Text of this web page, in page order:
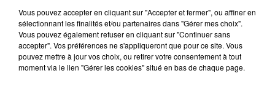
20 juillet 2026
Vous pouvez accepter en cliquant sur "Accepter et fermer", ou affiner en
sélectionnant les finalités et/ou partenaires dans "Gérer mes choix".
Vous pouvez également refuser en cliquant sur "Continuer sans
accepter". Vos préférences ne s'appliqueront que pour ce site. Vous
pouvez mettre à jour vos choix, ou retirer votre consentement à tout
moment via le lien "Gérer les cookies" situé en bas de chaque page.